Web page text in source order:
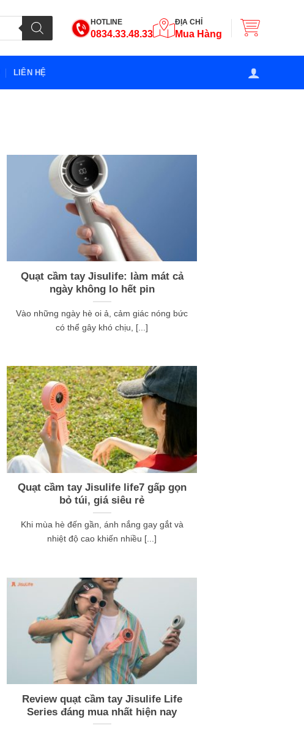
HOTLINE
0834.33.48.33
ĐỊA CHỈ
Mua Hàng
LIÊN HỆ
Quạt cầm tay Jisulife: làm mát cả
ngày không lo hết pin
Vào những ngày hè oi ả, cảm giác nóng bức
có thể gây khó chịu, [...]
Quạt cầm tay Jisulife life7 gấp gọn
bỏ túi, giá siêu rẻ
Khi mùa hè đến gần, ánh nắng gay gắt và
nhiệt độ cao khiến nhiều [...]
Review quạt cầm tay Jisulife Life
Series đáng mua nhất hiện nay